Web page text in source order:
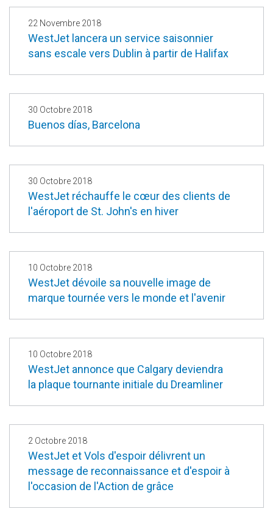
22 Novembre 2018
WestJet lancera un service saisonnier
sans escale vers Dublin à partir de Halifax
30 Octobre 2018
Buenos días, Barcelona
30 Octobre 2018
WestJet réchauffe le cœur des clients de
l'aéroport de St. John's en hiver
10 Octobre 2018
WestJet dévoile sa nouvelle image de
marque tournée vers le monde et l'avenir
10 Octobre 2018
WestJet annonce que Calgary deviendra
la plaque tournante initiale du Dreamliner
2 Octobre 2018
WestJet et Vols d'espoir délivrent un
message de reconnaissance et d'espoir à
l'occasion de l'Action de grâce